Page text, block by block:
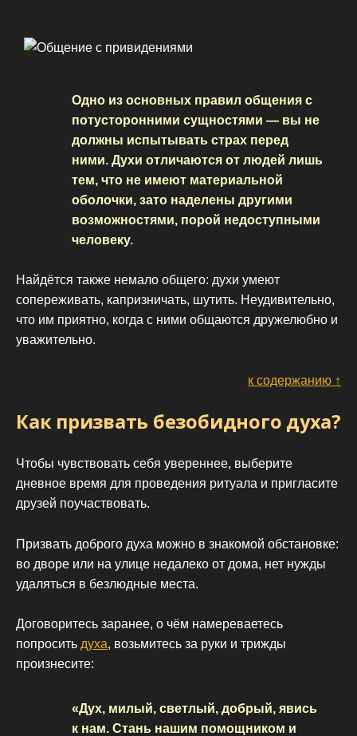
Одно из основных правил общения с
потусторонними сущностями — вы не
должны испытывать страх перед
ними. Духи отличаются от людей лишь
тем, что не имеют материальной
оболочки, зато наделены другими
возможностями, порой недоступными
человеку.
Найдётся также немало общего: духи умеют
сопереживать, капризничать, шутить. Неудивительно,
что им приятно, когда с ними общаются дружелюбно и
уважительно.
к содержанию ↑
Как призвать безобидного духа?
Чтобы чувствовать себя увереннее, выберите
дневное время для проведения ритуала и пригласите
друзей поучаствовать.
Призвать доброго духа можно в знакомой обстановке:
во дворе или на улице недалеко от дома, нет нужды
удаляться в безлюдные места.
Договоритесь заранее, о чём намереваетесь
попросить духа, возьмитесь за руки и трижды
произнесите:
«Дух, милый, светлый, добрый, явись
к нам. Стань нашим помощником и